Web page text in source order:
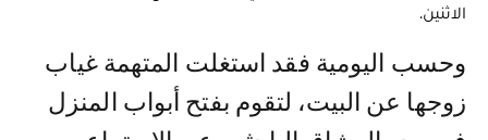
الاثنين.
وحسب اليومية فقد استغلت المتهمة غياب
زوجها عن البيت، لتقوم بفتح أبواب المنزل